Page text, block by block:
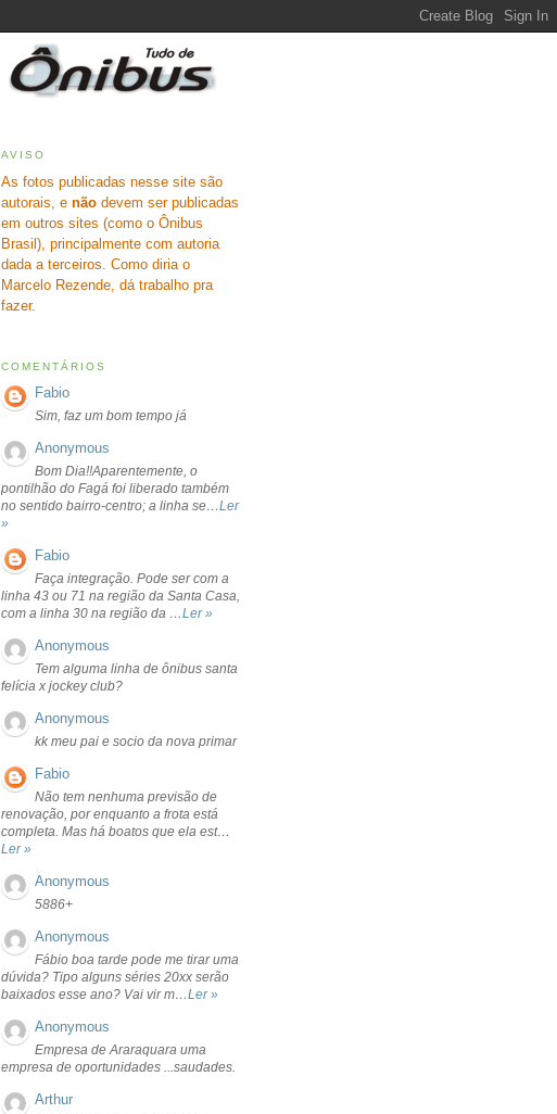
AVISO
As fotos publicadas nesse site são
autorais, e não devem ser publicadas
em outros sites (como o Ônibus
Brasil), principalmente com autoria
dada a terceiros. Como diria o
Marcelo Rezende, dá trabalho pra
fazer.
COMENTÁRIOS
Fabio
Sim, faz um bom tempo já
Anonymous
Bom Dia!!Aparentemente, o
pontilhão do Fagá foi liberado também
no sentido bairro-centro; a linha se…Ler
»
Fabio
Faça integração. Pode ser com a
linha 43 ou 71 na região da Santa Casa,
com a linha 30 na região da …Ler »
Anonymous
Tem alguma linha de ônibus santa
felícia x jockey club?
Anonymous
kk meu pai e socio da nova primar
Fabio
Não tem nenhuma previsão de
renovação, por enquanto a frota está
completa. Mas há boatos que ela est…
Ler »
Anonymous
5886+
Anonymous
Fábio boa tarde pode me tirar uma
dúvida? Tipo alguns séries 20xx serão
baixados esse ano? Vai vir m…Ler »
Anonymous
Empresa de Araraquara uma
empresa de oportunidades ...saudades.
Arthur